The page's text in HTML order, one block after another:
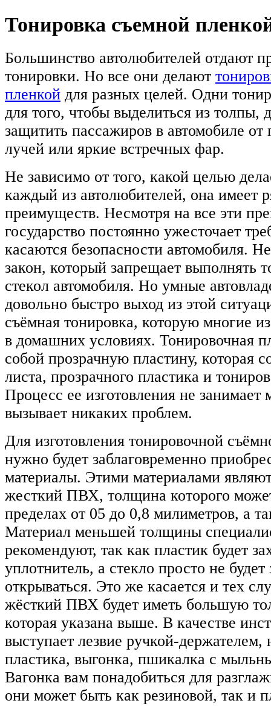
Тонировка съемной
Большинство автолюбителей отдают
тонировки. Но все они делают
пленкой для разных целей. Одни
для того, чтобы выделиться из толпы,
защитить пассажиров в автомобиле
лучей или яркие встречных фар.
Не зависимо от того, какой целью
каждый из автолюбителей, она имеет
преимуществ. Несмотря на все эти
государство постоянно ужесточает
касаются безопасности автомобиля.
закон, который запрещает выполнять
стекол автомобиля. Но умные
довольно быстро выход из этой
съёмная тонировка, которую многие
в домашних условиях. Тонировочная
собой прозрачную пластину, которая
листа, прозрачного пластика и
Процесс ее изготовления не занимает
вызывает никаких проблем.
Для изготовления тонировочной
нужно будет заблаговременно
материалы. Этими материалами
жесткий ПВХ, толщина которого
пределах от 05 до 0,8 милиметров, а
Материал меньшей толщины
рекомендуют, так как пластик будет
уплотнитель, а стекло просто не
открываться. Это же касается и тех
жёсткий ПВХ будет иметь большую
которая указана выше. В качестве
выступает лезвие ручкой-
пластика, выгонка, пшикалка с
Вагонка вам понадобиться для
они может быть как резиновой, так и